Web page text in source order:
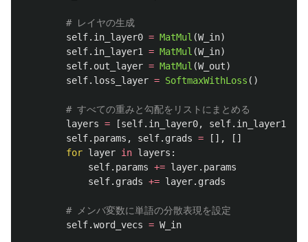
self. in_layer0 = MatMul (W_in)
self. in_layer1 = MatMul (W_in)
self. out_layer = MatMul (W_out)
self. loss_layer = SoftmaxWithLoss ()
layers = [self. in_layer0, self. in_layer1
self. params , self. grads = [],
[]
for layer in layers :
self. params += layer. params
self. grads += layer. grads
self.word_vecs = W_in